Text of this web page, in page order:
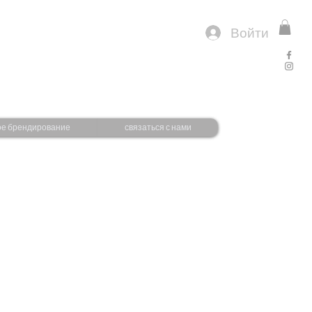
Войти
брендирование связаться с нами